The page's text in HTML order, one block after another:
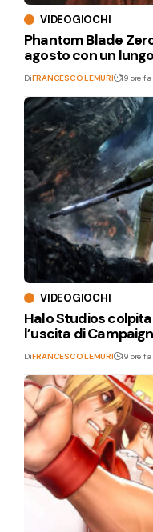
VIDEOGIOCHI
Phantom Blade
agosto con un
DiFRANCESCO LEMURI 19 ore fa
VIDEOGIOCHI
Halo Studios
l’uscita di
DiFRANCESCO LEMURI 19 ore fa